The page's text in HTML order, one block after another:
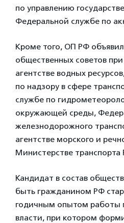
по управлению
Федеральной службе по
Кроме того, ОП РФ
общественных советов
агентстве водных
по надзору в сфере
службе по
окружающей среды,
железнодорожного
агентстве морского и
Министерстве транспорта
Кандидат в состав
быть гражданином РФ
годичным опытом работы
власти, при котором